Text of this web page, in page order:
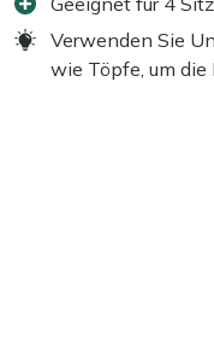
Verwenden Sie
wie Töpfe, um die